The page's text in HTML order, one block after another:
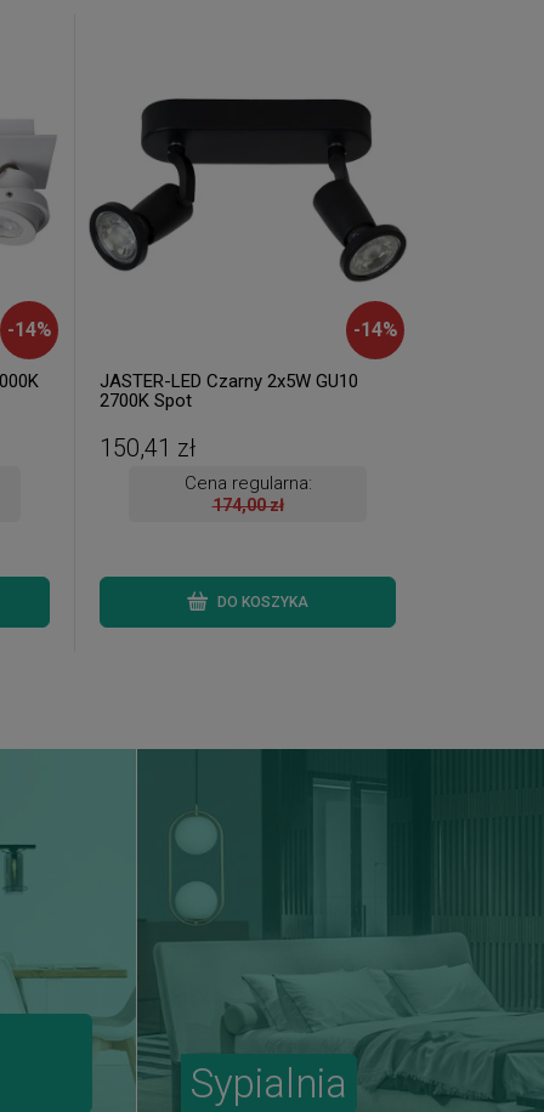
-14% -14%
JASTER-LED Czarny 2x5W GU10
2700K Spot
150,41 zł
Cena regularna:
174,00 zł
DO KOSZYKA
Sypialnia